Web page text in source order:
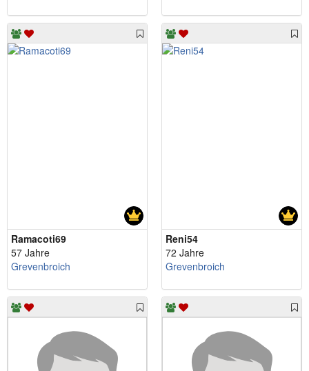
Ramacoti69
57 Jahre
Grevenbroich
Reni54
72 Jahre
Grevenbroich